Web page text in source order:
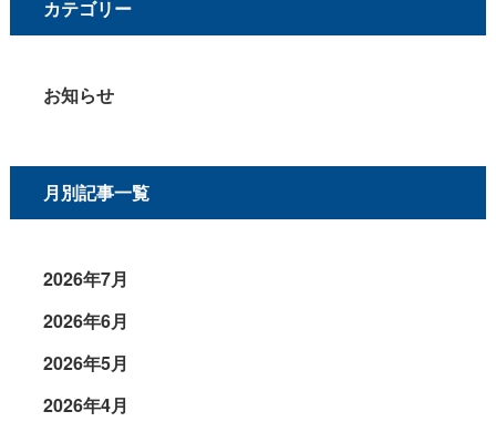
カテゴリー
お知らせ
月別記事一覧
2026年7月
2026年6月
2026年5月
2026年4月